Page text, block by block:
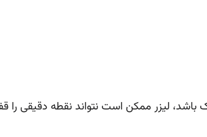
لیزر ممکن است نتواند نقطه دقیقی